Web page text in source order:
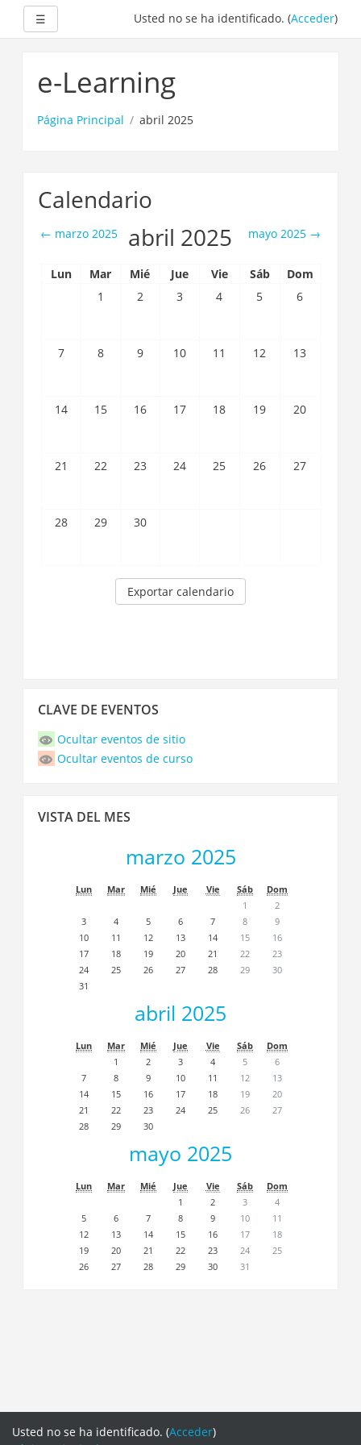
contenido
☰ Usted no se ha identificado. (Acceder)
e-Learning
Página Principal abril 2025
Calendario
← marzo 2025 abril 2025 mayo 2025 →
Lun Mar Mié Jue Vie Sáb
Dom
1
2 3 4 5 6
7 8 9 10 11 12 13
14 15 16 17 18 19 20
21 22 23 24 25 26 27
28 29 30
Exportar calendario
Clave
eventos
CLAVE DE EVENTOS
Ocultar eventos de sitio
Ocultar eventos de curso
VistaVISTA DEL MES
marzo 2025
Lun Mar Mié Jue Vie Sáb
Dom
1
2
3
4 5 6 7 8
9
10
11 12 13 14 15
16
17
18 19 20 21 22
23
24
25 26 27 28 29
30
31
abril 2025
Lun Mar Mié Jue Vie Sáb
Dom
1
2 3 4 5
6
7
8 9 10 11 12
13
14
15 16 17 18 19
20
21
22 23 24 25 26
27
28
29 30
mayo 2025
Lun Mar Mié Jue Vie Sáb
Dom
1
2 3
4
5
6 7 8 9 10
11
12
13 14 15 16 17
18
19
20 21 22 23 24
25
26
27 28 29 30 31
Usted no se ha identificado. (Acceder)